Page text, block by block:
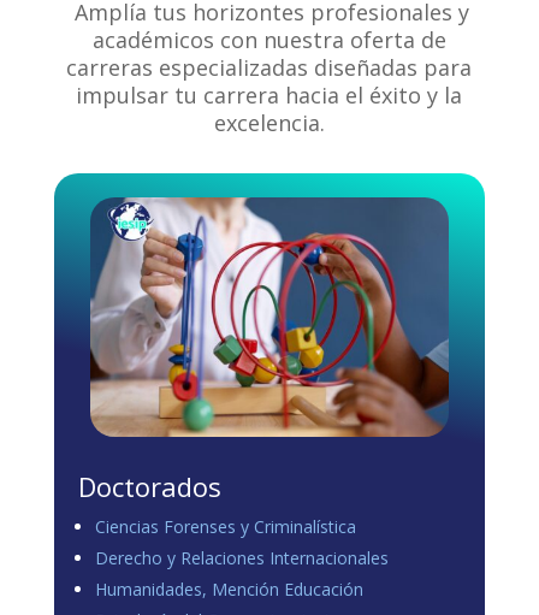
Amplía tus horizontes profesionales y
académicos con nuestra oferta de
carreras especializadas diseñadas para
impulsar tu carrera hacia el éxito y la
excelencia.
Doctorados
Ciencias Forenses y Criminalística
Derecho y Relaciones Internacionales
Humanidades, Mención Educación